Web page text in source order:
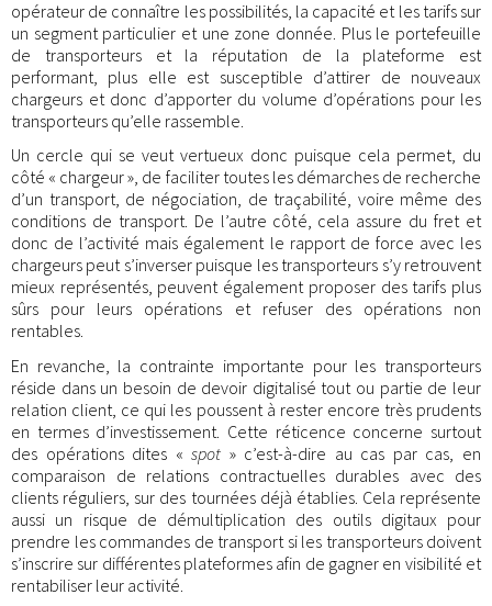
opérateur de connaître les possibilités, la capacité et les tarifs sur
un segment particulier et une zone donnée. Plus le portefeuille
de transporteurs et la réputation de la plateforme est
performant, plus elle est susceptible d’attirer de nouveaux
chargeurs et donc d’apporter du volume d’opérations pour les
transporteurs qu’elle rassemble.
Un cercle qui se veut vertueux donc puisque cela permet, du
côté « chargeur », de faciliter toutes les démarches de recherche
d’un transport, de négociation, de traçabilité, voire même des
conditions de transport. De l’autre côté, cela assure du fret et
donc de l’activité mais également le rapport de force avec les
chargeurs peut s’inverser puisque les transporteurs s’y retrouvent
mieux représentés, peuvent également proposer des tarifs plus
sûrs pour leurs opérations et refuser des opérations non
rentables.
En revanche, la contrainte importante pour les transporteurs
réside dans un besoin de devoir digitalisé tout ou partie de leur
relation client, ce qui les poussent à rester encore très prudents
en termes d’investissement. Cette réticence concerne surtout
des opérations dites «spot » c’est-à-dire au cas par cas, en
comparaison de relations contractuelles durables avec des
clients réguliers, sur des tournées déjà établies. Cela représente
aussi un risque de démultiplication des outils digitaux pour
prendre les commandes de transport si les transporteurs doivent
s’inscrire sur différentes plateformes afin de gagner en visibilité et
rentabiliser leur activité.